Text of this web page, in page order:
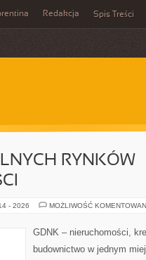
Redakcja Spis Treści
RYNKÓW
- 2026 MOŻLIWOŚĆ
GDNK – nieruchomości,
budownictwo w jednym